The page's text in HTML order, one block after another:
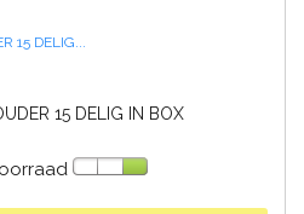
15 DELIG...
15 DELIG IN BOX